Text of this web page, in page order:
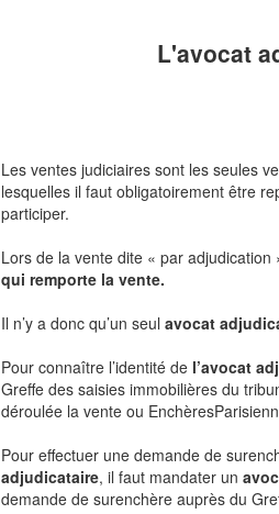
L'avocat
Les ventes judiciaires sont les seules
lesquelles il faut obligatoirement être
participer.
Lors de la vente dite « par adjudication
qui remporte la vente.
Il n’y a donc qu’un seul avocat
Pour connaître l’identité de l’avocat
Greffe des saisies immobilières du
déroulée la vente ou
Pour effectuer une demande de
adjudicataire, il faut mandater un
demande de surenchère auprès du